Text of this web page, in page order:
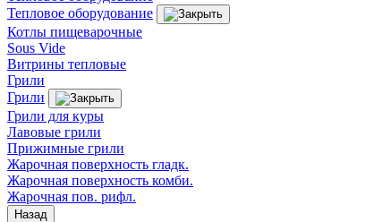
Тепловое оборудование
Котлы пищеварочные
Sous Vide
Витрины тепловые
Грили
Грили
Грили для куры
Лавовые грили
Прижимные грили
Жарочная поверхность гладк.
Жарочная поверхность комби.
Жарочная пов. рифл.
Назад